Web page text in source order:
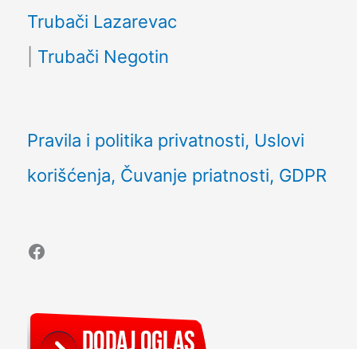
Trubači Lazarevac
Trubači Negotin
Pravila i politika privatnosti, Uslovi
korišćenja, Čuvanje priatnosti, GDPR